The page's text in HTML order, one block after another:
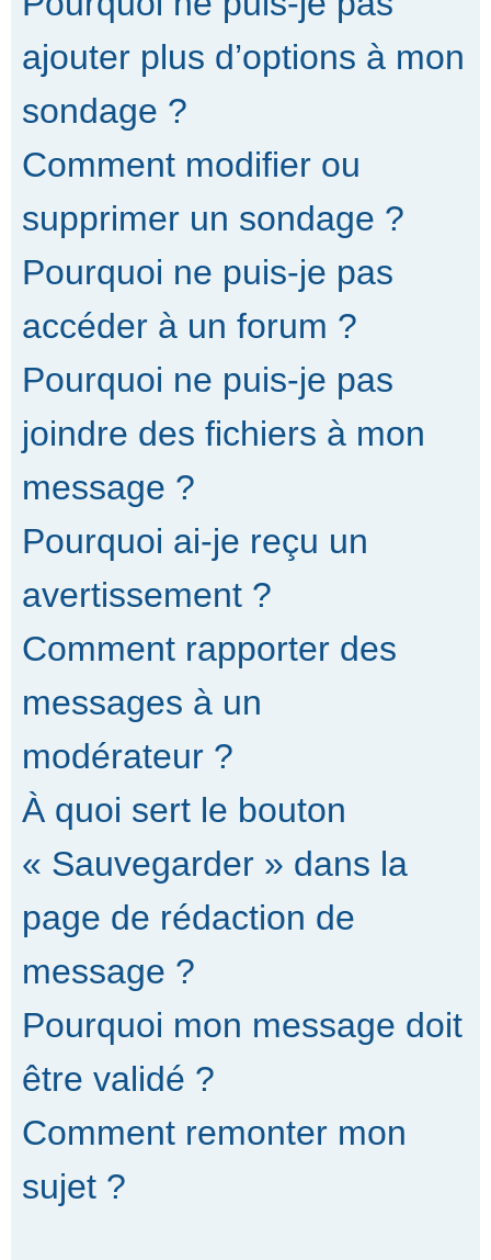
ajouter plus d’options à mon
sondage ?
Comment modifier ou
supprimer un sondage ?
Pourquoi ne puis-je pas
accéder à un forum ?
Pourquoi ne puis-je pas
joindre des fichiers à mon
message ?
Pourquoi ai-je reçu un
avertissement ?
Comment rapporter des
messages à un
modérateur ?
À quoi sert le bouton
« Sauvegarder » dans la
page de rédaction de
message ?
Pourquoi mon message doit
être validé ?
Comment remonter mon
sujet ?